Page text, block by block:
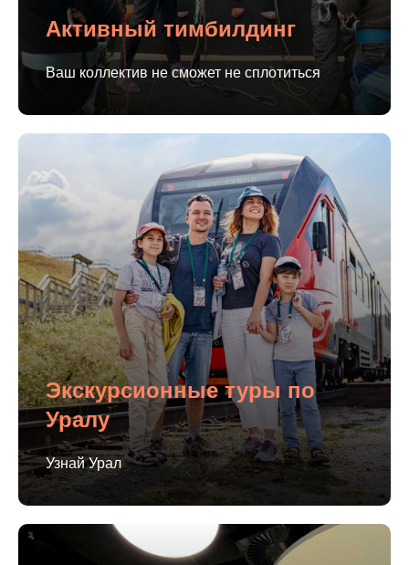
Активный тимбилдинг
Ваш коллектив не сможет не сплотиться
Экскурсионные туры по
Уралу
Узнай Урал